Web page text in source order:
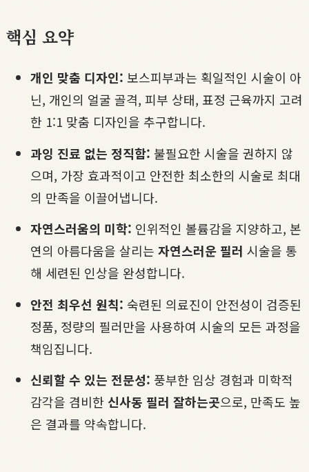
핵심 요약
개인 맞춤 디자인: 보스피부과는 획일적인 시술이 아
닌, 개인의 얼굴 골격, 피부 상태, 표정 근육까지 고려
한 1:1 맞춤 디자인을 추구합니다.
과잉 진료 없는 정직함: 불필요한 시술을 권하지 않
으며, 가장 효과적이고 안전한 최소한의 시술로 최대
의 만족을 이끌어냅니다.
자연스러움의 미학: 인위적인 볼륨감을 지양하고, 본
연의 아름다움을 살리는 자연스러운 필러 시술을 통
해 세련된 인상을 완성합니다.
안전 최우선 원칙: 숙련된 의료진이 안전성이 검증된
정품, 정량의 필러만을 사용하여 시술의 모든 과정을
책임집니다.
신뢰할 수 있는 전문성: 풍부한 임상 경험과 미학적
감각을 겸비한 신사동 필러 잘하는곳으로, 만족도 높
은 결과를 약속합니다.